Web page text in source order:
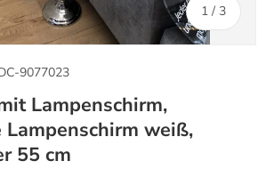
1 / von
3
9077023
Lampenschirm,
weiß,
55 cm